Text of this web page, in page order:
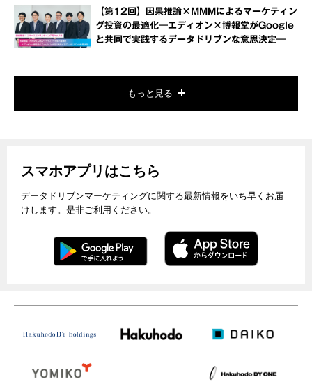
【第12回】因果推論×MMMによるマーケティン
グ投資の最適化―エディオン×博報堂がGoogle
と共同で実践するデータドリブンな意思決定―
もっと見る
スマホアプリはこちら
データドリブンマーケティングに関する最新情報をいち早くお届
けします。是非ご利用ください。